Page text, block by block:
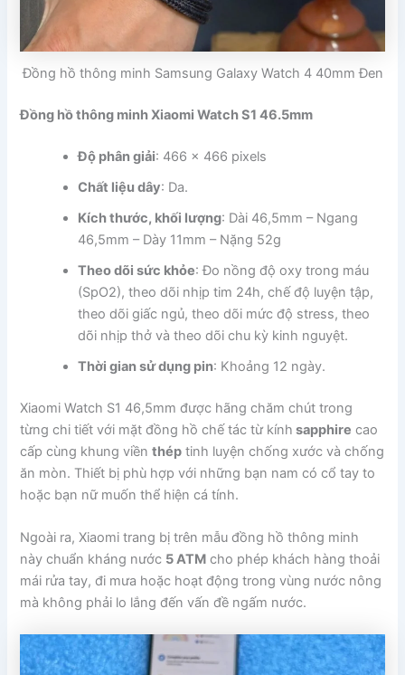
Đồng hồ thông minh Samsung Galaxy Watch 4 40mm Đen
Đồng hồ thông minh Xiaomi Watch S1 46.5mm
Độ phân giải: 466 x 466 pixels
Chất liệu dây: Da.
Kích thước, khối lượng: Dài 46,5mm – Ngang
46,5mm – Dày 11mm – Nặng 52g
Theo dõi sức khỏe: Đo nồng độ oxy trong máu
(SpO2), theo dõi nhịp tim 24h, chế độ luyện tập,
theo dõi giấc ngủ, theo dõi mức độ stress, theo
dõi nhịp thở và theo dõi chu kỳ kinh nguyệt.
Thời gian sử dụng pin: Khoảng 12 ngày.
Xiaomi Watch S1 46,5mm được hãng chăm chút trong
từng chi tiết với mặt đồng hồ chế tác từ kính sapphire cao
cấp cùng khung viềnthép tinh luyện chống xước và chống
ăn mòn. Thiết bị phù hợp với những bạn nam có cổ tay to
hoặc bạn nữ muốn thể hiện cá tính.
Ngoài ra, Xiaomi trang bị trên mẫu đồng hồ thông minh
này chuẩn kháng nước 5 ATM cho phép khách hàng thoải
mái rửa tay, đi mưa hoặc hoạt động trong vùng nước nông
mà không phải lo lắng đến vấn đề ngấm nước.